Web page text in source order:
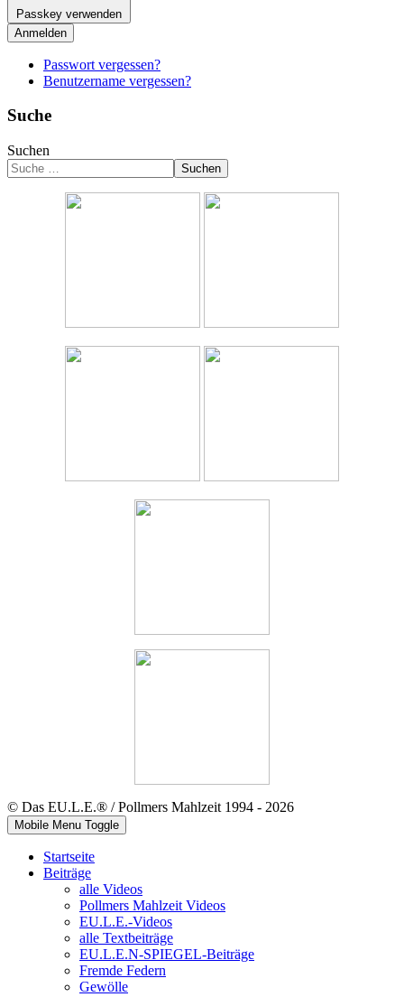
Passkey verwenden
Anmelden
Passwort vergessen?
Benutzername vergessen?
Suche
Suchen
Suchen
© Das EU.L.E.® / Pollmers Mahlzeit 1994 - 2026
Mobile Menu Toggle
Startseite
Beiträge
alle Videos
Pollmers Mahlzeit Videos
EU.L.E.-Videos
alle Textbeiträge
EU.L.E.N-SPIEGEL-Beiträge
Fremde Federn
Gewölle